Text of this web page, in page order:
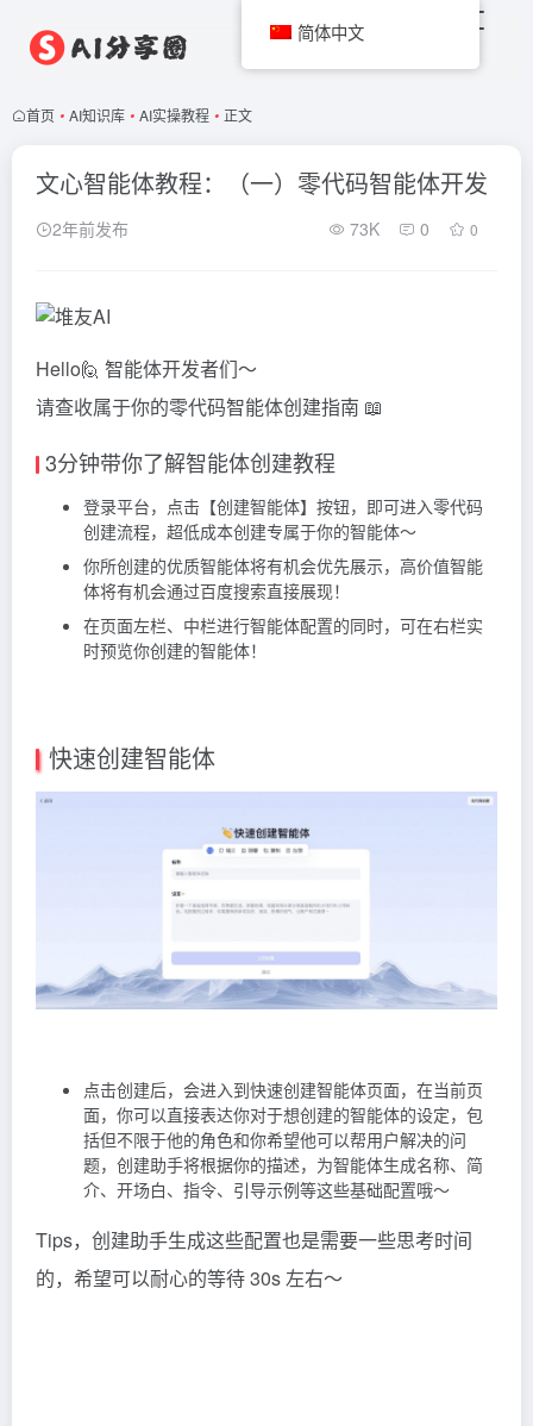
首页 • AI知识库 • AI实操教程 • 正文
文心智能体教程：（一）零代码智能体开发
2年前发布 73K 0 0
Hello🙋 智能体开发者们～
请查收属于你的零代码智能体创建指南 📖
3分钟带你了解智能体创建教程
登录平台，点击【创建智能体】按钮，即可进入零代码
创建流程，超低成本创建专属于你的智能体～
你所创建的优质智能体将有机会优先展示，高价值智能
体将有机会通过百度搜索直接展现！
在页面左栏、中栏进行智能体配置的同时，可在右栏实
时预览你创建的智能体！
快速创建智能体
点击创建后，会进入到快速创建智能体页面，在当前页
面，你可以直接表达你对于想创建的智能体的设定，包
括但不限于他的角色和你希望他可以帮用户解决的问
题，创建助手将根据你的描述，为智能体生成名称、简
介、开场白、指令、引导示例等这些基础配置哦～
Tips，创建助手生成这些配置也是需要一些思考时间
的，希望可以耐心的等待 30s 左右～
简体中文